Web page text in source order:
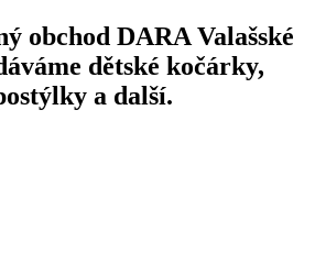
obchod DARA Valašské
dětské kočárky,
a další.